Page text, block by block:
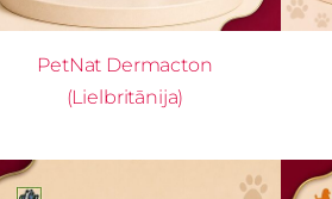
PetNat Dermacton
(Lielbritānija)